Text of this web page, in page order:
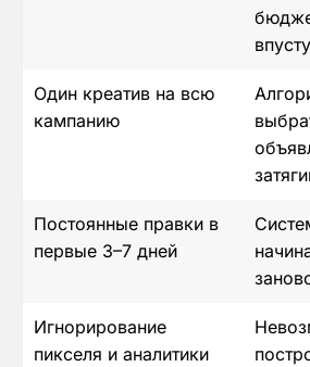
Один креатив на всю
кампанию
Постоянные правки в
первые 3–7 дней
Игнорирование
пикселя и аналитики